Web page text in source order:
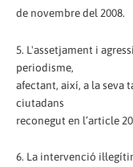
de novembre del 2008.
5. L'assetjament i
periodisme,
afectant, així, a la seva
ciutadans
reconegut en l’article
6. La intervenció